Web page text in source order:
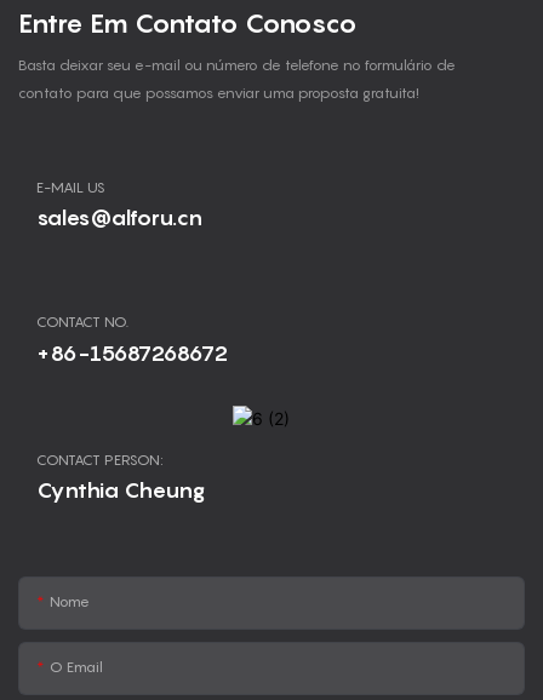
Entre Em Contato Conosco
Basta deixar seu e-mail ou número de telefone no formulário de
contato para que possamos enviar uma proposta gratuita!
E-MAIL US
sales@alforu.cn
CONTACT NO.
+86-15687268672
CONTACT PERSON:
Cynthia Cheung
Nome
O Email